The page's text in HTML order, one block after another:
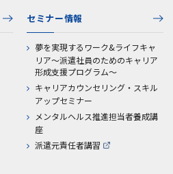
セミナー情報
夢を実現するワーク&ライフキャ
リア～派遣社員のためのキャリア
形成支援プログラム～
キャリアカウンセリング・スキル
アップセミナー
メンタルヘルス推進担当者養成講
座
派遣元責任者講習